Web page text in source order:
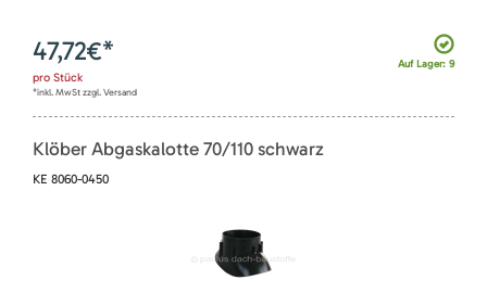
Auf Lager: 9
47,72€*
pro Stück
*inkl. MwSt zzgl. Versand
Klöber Abgaskalotte 70/110 schwarz
KE 8060-0450